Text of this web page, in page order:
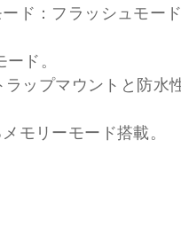
ド：フラッシュモー
ド。
ップマウントと防水
モリーモード搭載。